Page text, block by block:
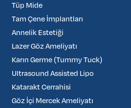
Tüp Mide
Tam Çene İmplantları
Annelik Estetiği
Lazer Göz Ameliyatı
Karın Germe (Tummy Tuck)
Ultrasound Assisted Lipo
Katarakt Cerrahisi
Göz İçi Mercek Ameliyatı